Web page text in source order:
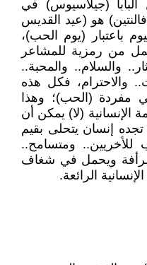
(جيلاسيوس) في
هو (عيد القديس
باعتبار (يوم الحب)،
من رمزية للمشاعر
والسلام.. والمحبة..
والاحترام، فكل هذه
في مفردة (الحب)؛ وهذا
الإنسانية (لا) يمكن أن
إنسان يتحلى بقيم
للأخريين.. ومتسامح..
ويحمل في شغاف
الرائعة.